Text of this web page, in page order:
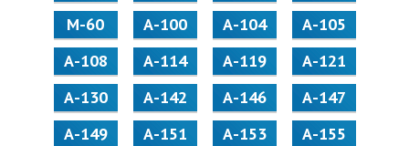
M-60
А-100 А-104
А-105
А-108
А-114 А-119
А-121
А-130
А-142 А-146
А-147
А-149
А-151 А-153
А-155